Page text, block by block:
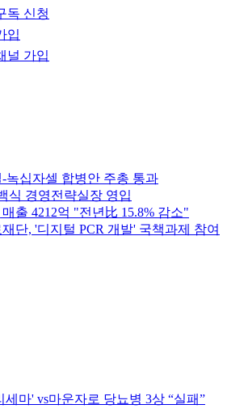
독 신청
입
널 가입
녹십자셀 합병안 주총 통과
식 경영전략실장 영입
출 4212억 "전년比 15.8% 감소"
단, '디지털 PCR 개발' 국책과제 참여
세마' vs마운자로 당뇨병 3상 “실패”